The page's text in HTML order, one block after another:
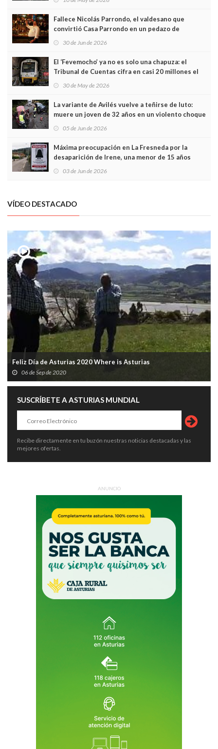
Fallece Nicolás Parrondo, el valdesano que
convirtió Casa Parrondo en un pedazo de
Asturias en Madrid
30 de Jun de 2026
El ‘Fevemocho’ ya no es solo una chapuza: el
Tribunal de Cuentas cifra en casi 20 millones el
sobrecoste de los trenes que no cabían por los
30 de May de 2026
La variante de Avilés vuelve a teñirse de luto:
muere un joven de 32 años en un violento choque
frontal
05 de Jun de 2026
Máxima preocupación en La Fresneda por la
desaparición de Irene, una menor de 15 años
03 de Jun de 2026
VÍDEO DESTACADO
Feliz Día de Asturias 2020 Where is Asturias
06 de Sep de 2020
SUSCRÍBETE A ASTURIAS MUNDIAL
Recibe directamente en tu buzón nuestras noticias destacadas y las
mejores ofertas.
ANUNCIO